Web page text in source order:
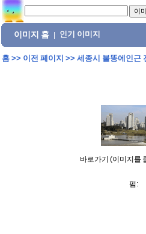
이미지 홈 인기 이미지
홈>> 이전 페이지 >> 세종시 불똥에인근
바로가기 (이미지를
펌: